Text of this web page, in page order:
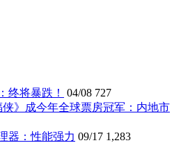
终将暴跌！ 04/08 727
》成今年全球票房冠军：内地市
器：性能强力 09/17 1,283